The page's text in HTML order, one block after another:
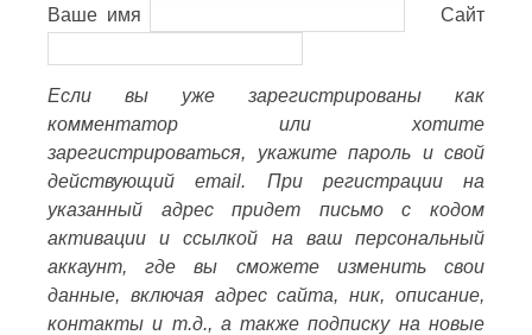
Ваше имя Сайт
Если вы уже зарегистрированы как
комментатор или хотите
зарегистрироваться, укажите пароль и свой
действующий email. При регистрации на
указанный адрес придет письмо с кодом
активации и ссылкой на ваш персональный
аккаунт, где вы сможете изменить свои
данные, включая адрес сайта, ник, описание,
контакты и т.д., а также подписку на новые